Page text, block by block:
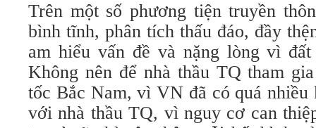
Trên một số phương tiện truyền
bình tĩnh, phân tích thấu đáo, đầy
am hiểu vấn đề và nặng lòng vì
Không nên để nhà thầu TQ tham
tốc Bắc Nam, vì VN đã có quá nhiều
với nhà thầu TQ, vì nguy cơ can